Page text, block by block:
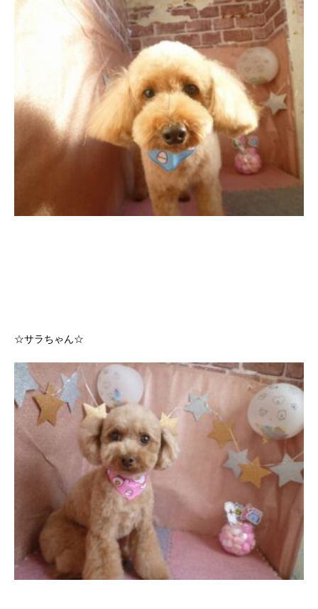
☆サラちゃん☆